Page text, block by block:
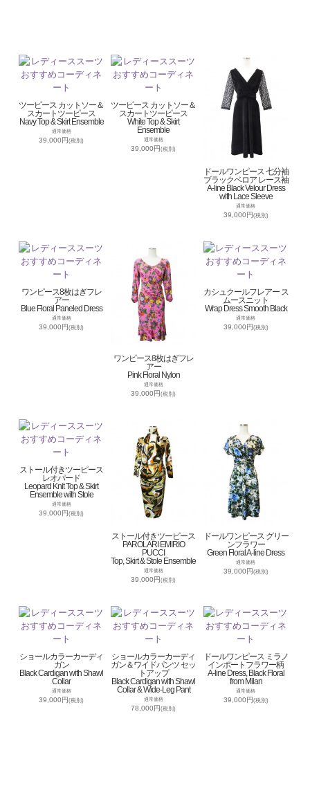
ツーピース カットソー＆
スカートツーピース
Navy Top & Skirt Ensemble
通常価格
39,000円(税別)
ツーピース カットソー＆
スカートツーピース
White Top & Skirt
Ensemble
通常価格
39,000円(税別)
ドールワンピース 七分袖
ブラックベロア レース袖
A-line Black Velour Dress
with Lace Sleeve
通常価格
39,000円(税別)
ワンピース8枚はぎフレ
アー
Blue Floral Paneled Dress
通常価格
39,000円(税別)
ワンピース8枚はぎフレ
アー
Pink Floral Nylon
通常価格
39,000円(税別)
カシュクールフレアー ス
ムースニット
Wrap Dress Smooth Black
通常価格
39,000円(税別)
ストール付きツーピース
レオパード
Leopard Knit Top & Skirt
Ensemble with Stole
通常価格
39,000円(税別)
ストール付きツーピース
PAROLARI EMIRIO
PUCCI
Top, Skirt & Stole Ensemble
通常価格
39,000円(税別)
ドールワンピース グリー
ンフラワー
Green Floral A-line Dress
通常価格
39,000円(税別)
ショールカラーカーディ
ガン
Black Cardigan with Shawl
Collar
通常価格
39,000円(税別)
ショールカラーカーディ
ガン＆ワイドパンツ セッ
トアップ
Black Cardigan with Shawl
Collar & Wide-Leg Pant
通常価格
78,000円(税別)
ドールワンピース ミラノ
インポートフラワー柄
A-line Dress, Black Floral
from Milan
通常価格
39,000円(税別)